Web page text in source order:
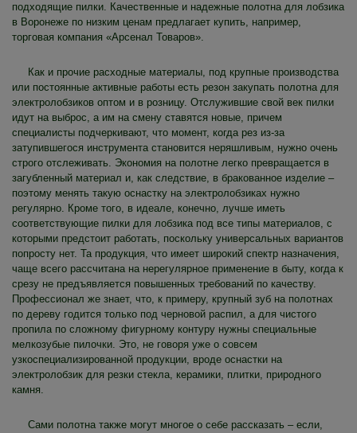
подходящие пилки. Качественные и надежные полотна для лобзика
в Воронеже по низким ценам предлагает купить, например,
торговая компания «Арсенал Товаров».
Как и прочие расходные материалы, под крупные производства
или постоянные активные работы есть резон закупать полотна для
электролобзиков оптом и в розницу. Отслужившие свой век пилки
идут на выброс, а им на смену ставятся новые, причем
специалисты подчеркивают, что момент, когда рез из-за
затупившегося инструмента становится неряшливым, нужно очень
строго отслеживать. Экономия на полотне легко превращается в
загубленный материал и, как следствие, в бракованное изделие –
поэтому менять такую оснастку на электролобзиках нужно
регулярно. Кроме того, в идеале, конечно, лучше иметь
соответствующие пилки для лобзика под все типы материалов, с
которыми предстоит работать, поскольку универсальных вариантов
попросту нет. Та продукция, что имеет широкий спектр назначения,
чаще всего рассчитана на нерегулярное применение в быту, когда к
срезу не предъявляется повышенных требований по качеству.
Профессионал же знает, что, к примеру, крупный зуб на полотнах
по дереву годится только под черновой распил, а для чистого
пропила по сложному фигурному контуру нужны специальные
мелкозубые пилочки. Это, не говоря уже о совсем
узкоспециализированной продукции, вроде оснастки на
электролобзик для резки стекла, керамики, плитки, природного
камня.
Сами полотна также могут многое о себе рассказать – если,